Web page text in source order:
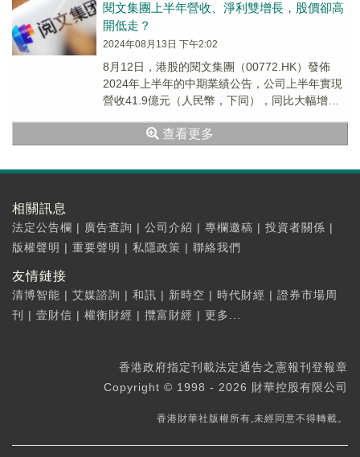
閱文集團上半年營收、淨利雙增長，股價卻高
開低走？
2024年08月13日 下午2:02
8月12日，港股的閱文集團（00772.HK）發佈
2024年上半年的中期業績公告，公司上半年實現
營收41.9億元（人民幣，下同），同比大幅增長
查看更多
相關訊息
法定公告欄 | 廣告查詢 | 公司介紹 | 專欄邀稿 | 投資者關係 |
版權聲明 | 重要聲明 | 私隱政策 | 聯絡我們
友情鏈接
清博智能 | 艾媒諮詢 | 和訊 | 新時空 | 時代財經 | 證券市場周
刊
| 壹財信 | 權衡財經 | 攬富財經 | 更多...
香港政府指定刊載法定通告之憲報刊登報章
Copyright © 1998 - 2026 財華控股有限公司
香港財華社版權所有,未經同意不得轉載。